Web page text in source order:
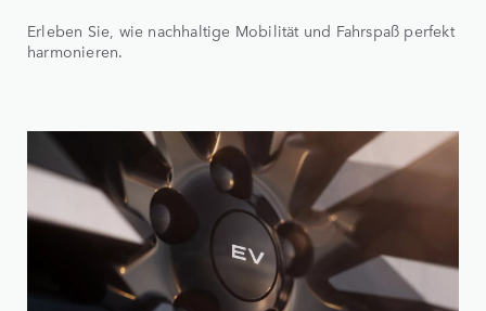
Erleben Sie, wie nachhaltige Mobilität und Fahrspaß perfekt
harmonieren.